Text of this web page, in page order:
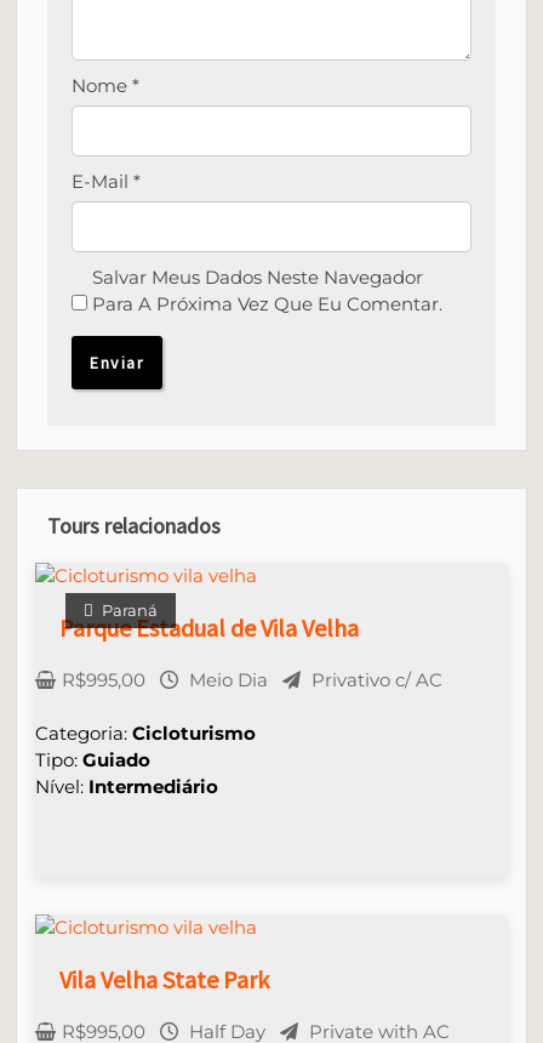
Nome*
E-Mail*
Salvar Meus Dados Neste Navegador
Para A Próxima Vez Que Eu Comentar.
Tours relacionados
Paraná
Parque Estadual de Vila Velha
R$995,00 Meio Dia Privativo c/ AC
Categoria:Cicloturismo
Tipo:Guiado
Nível: Intermediário
Vila Velha State Park
R$995,00 Half Day Private with AC